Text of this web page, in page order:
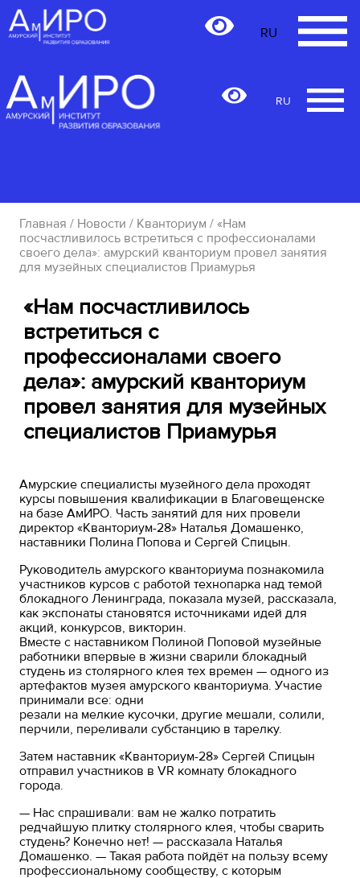
RU
RU
Главная / Новости / Кванториум / «Нам
посчастливилось встретиться с профессионалами
своего дела»: амурский кванториум провел занятия
для музейных специалистов Приамурья
«Нам посчастливилось
встретиться с
профессионалами своего
дела»: амурский кванториум
провел занятия для музейных
специалистов Приамурья
Амурские специалисты музейного дела проходят
курсы повышения квалификации в Благовещенске
на базе АмИРО. Часть занятий для них провели
директор «Кванториум-28» Наталья Домашенко,
наставники Полина Попова и Сергей Спицын.
Руководитель амурского кванториума познакомила
участников курсов с работой технопарка над темой
блокадного Ленинграда, показала музей, рассказала,
как экспонаты становятся источниками идей для
акций, конкурсов, викторин.
Вместе с наставником Полиной Поповой музейные
работники впервые в жизни сварили блокадный
студень из столярного клея тех времен — одного из
артефактов музея амурского кванториума. Участие
принимали все: одни
резали на мелкие кусочки, другие мешали, солили,
перчили, переливали субстанцию в тарелку.
Затем наставник «Кванториум-28» Сергей Спицын
отправил участников в VR комнату блокадного
города.
— Нас спрашивали: вам не жалко потратить
редчайшую плитку столярного клея, чтобы сварить
студень? Конечно нет! — рассказала Наталья
Домашенко. — Такая работа пойдёт на пользу всему
профессиональному сообществу, с которым